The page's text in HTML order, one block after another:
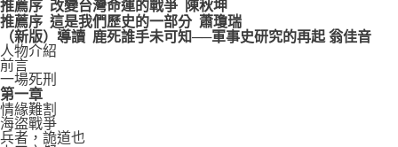
推薦序 改變台灣命運的戰爭 陳秋坤
推薦序 這是我們歷史的一部分 蕭瓊瑞
（新版）導讀 鹿死誰手未可知──軍事史研究的再起 翁佳音
人物介紹
前言
一場死刑
第一章
情緣難割
海盜戰爭
兵者，詭道也